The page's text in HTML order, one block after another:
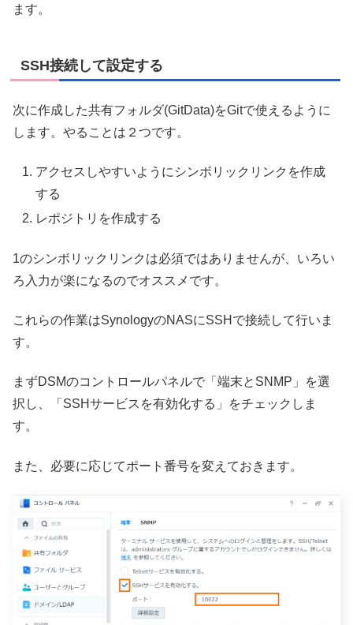
ます。
SSH接続して設定する
次に作成した共有フォルダ(GitData)をGitで使えるように
します。やることは２つです。
アクセスしやすいようにシンボリックリンクを作成
する
レポジトリを作成する
1のシンボリックリンクは必須ではありませんが、いろい
ろ入力が楽になるのでオススメです。
これらの作業はSynologyのNASにSSHで接続して行いま
す。
まずDSMのコントロールパネルで「端末とSNMP」を選
択し、「SSHサービスを有効化する」をチェックしま
す。
また、必要に応じてポート番号を変えておきます。